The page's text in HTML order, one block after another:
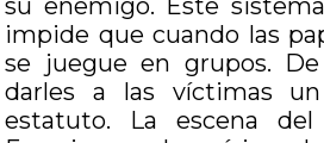
su enemigo. Este
impide que cuando las
se juegue en grupos.
darles a las víctimas
estatuto. La escena